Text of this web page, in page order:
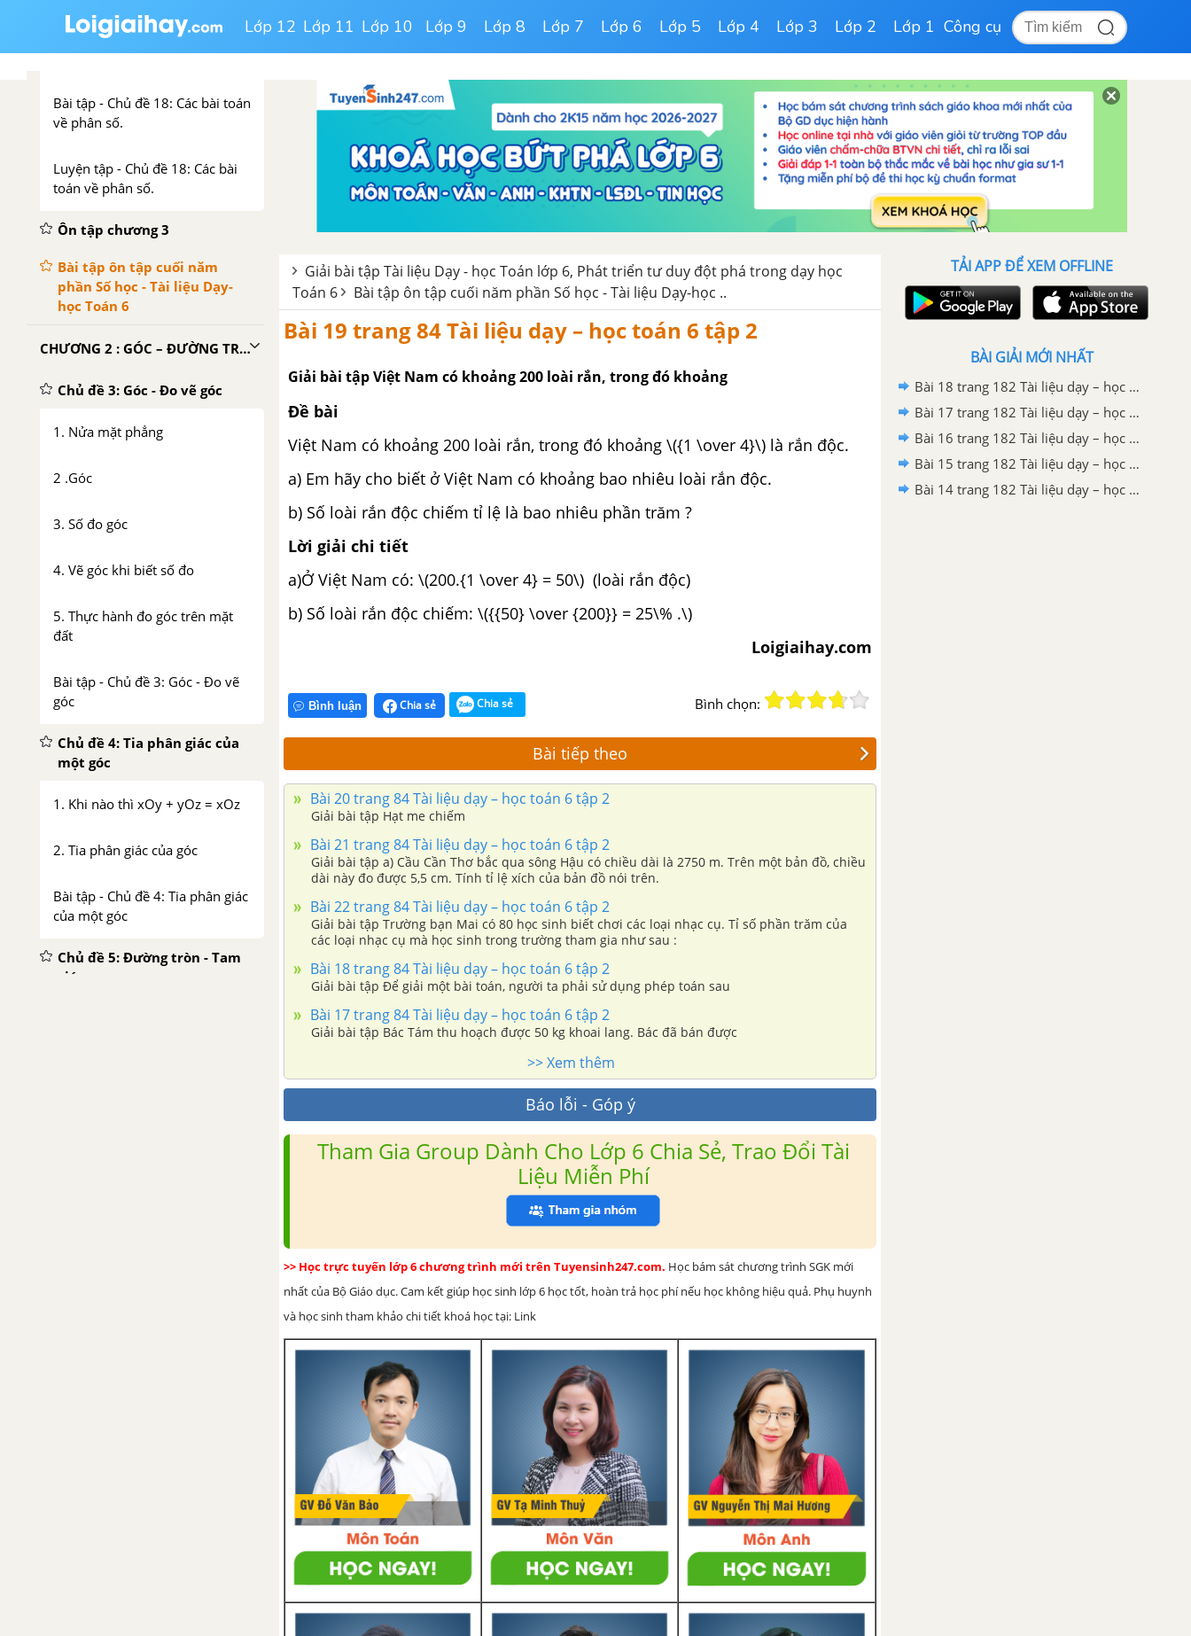
Lớp 12 Lớp 11 Lớp 10 Lớp 9 Lớp 8 Lớp 7 Lớp 6 Lớp 5 Lớp 4 Lớp 3 Lớp 2 Lớp 1 Công cụ
3. Tìm tỉ số của hai số.
4. Biểu đồ phần trăm.
Bài tập - Chủ đề 18: Các bài toán
về phân số.
Luyện tập - Chủ đề 18: Các bài
toán về phân số.
Ôn tập chương 3
Bài tập ôn tập cuối năm
phần Số học - Tài liệu Dạy-
học Toán 6
CHƯƠNG 2 : GÓC – ĐƯỜNG TRÒN VÀ TAM GIÁC
Chủ đề 3: Góc - Đo vẽ góc
1. Nửa mặt phẳng
2 .Góc
3. Số đo góc
4. Vẽ góc khi biết số đo
5. Thực hành đo góc trên mặt
đất
Bài tập - Chủ đề 3: Góc - Đo vẽ
góc
Chủ đề 4: Tia phân giác của
một góc
1. Khi nào thì xOy + yOz = xOz
2. Tia phân giác của góc
Bài tập - Chủ đề 4: Tia phân giác
của một góc
Chủ đề 5: Đường tròn - Tam
giác
Giải bài tập Tài liệu Dạy - học Toán lớp 6, Phát triển tư duy đột phá trong dạy học
Toán 6
Bài tập ôn tập cuối năm phần Số học - Tài liệu Dạy-học ..
Bài 19 trang 84 Tài liệu dạy – học toán 6 tập 2
Giải bài tập Việt Nam có khoảng 200 loài rắn, trong đó khoảng
Đề bài
Việt Nam có khoảng 200 loài rắn, trong đó khoảng \({1 \over 4}\) là rắn độc.
a) Em hãy cho biết ở Việt Nam có khoảng bao nhiêu loài rắn độc.
b) Số loài rắn độc chiếm tỉ lệ là bao nhiêu phần trăm ?
Lời giải chi tiết
a)Ở Việt Nam có: \(200.{1 \over 4} = 50\) (loài rắn độc)
b) Số loài rắn độc chiếm: \({{50} \over {200}} = 25\% .\)
Loigiaihay.com
Bình luận Chia sẻ Chia sẻ Bình chọn:
Bài tiếp theo
Bài 20 trang 84 Tài liệu dạy – học toán 6 tập 2
Giải bài tập Hạt me chiếm
Bài 21 trang 84 Tài liệu dạy – học toán 6 tập 2
Giải bài tập a) Cầu Cần Thơ bắc qua sông Hậu có chiều dài là 2750 m. Trên một bản đồ, chiều
dài này đo được 5,5 cm. Tính tỉ lệ xích của bản đồ nói trên.
Bài 22 trang 84 Tài liệu dạy – học toán 6 tập 2
Giải bài tập Trường bạn Mai có 80 học sinh biết chơi các loại nhạc cụ. Tỉ số phần trăm của
các loại nhạc cụ mà học sinh trong trường tham gia như sau :
Bài 18 trang 84 Tài liệu dạy – học toán 6 tập 2
Giải bài tập Để giải một bài toán, người ta phải sử dụng phép toán sau
Bài 17 trang 84 Tài liệu dạy – học toán 6 tập 2
Giải bài tập Bác Tám thu hoạch được 50 kg khoai lang. Bác đã bán được
>> Xem thêm
Báo lỗi - Góp ý
Tham Gia Group Dành Cho Lớp 6 Chia Sẻ, Trao Đổi Tài
Liệu Miễn Phí
>> Học trực tuyến lớp 6 chương trình mới trên Tuyensinh247.com. Học bám sát chương trình SGK mới
nhất của Bộ Giáo dục. Cam kết giúp học sinh lớp 6 học tốt, hoàn trả học phí nếu học không hiệu quả. Phụ huynh
và học sinh tham khảo chi tiết khoá học tại: Link
TẢI APP ĐỂ XEM OFFLINE
BÀI GIẢI MỚI NHẤT
Bài 18 trang 182 Tài liệu dạy – học toán 6 tập 1
Bài 17 trang 182 Tài liệu dạy – học toán 6 tập 1
Bài 16 trang 182 Tài liệu dạy – học toán 6 tập 1
Bài 15 trang 182 Tài liệu dạy – học toán 6 tập 1
Bài 14 trang 182 Tài liệu dạy – học toán 6 tập 1